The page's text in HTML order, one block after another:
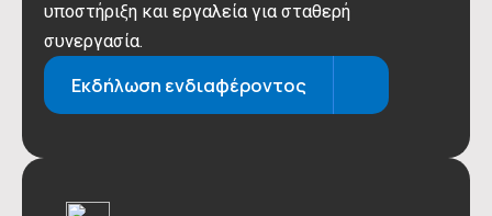
υποστήριξη και εργαλεία για σταθερή
συνεργασία.
Εκδήλωση ενδιαφέροντος